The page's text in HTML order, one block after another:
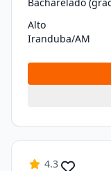
Alto
Iranduba/AM
4.3